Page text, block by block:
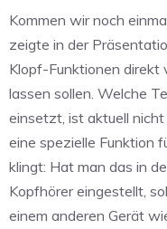
Kommen wir noch
zeigte in der
Klopf-Funktionen direkt
lassen sollen. Welche
einsetzt, ist aktuell
eine spezielle Funktion
klingt: Hat man das in
Kopfhörer eingestellt,
einem anderen Gerät